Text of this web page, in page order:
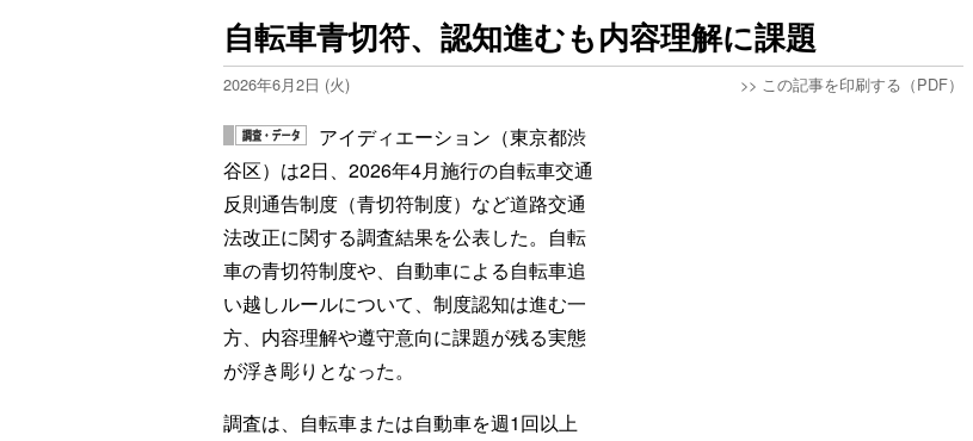
自転車青切符、認知進むも内容理解に課題
2026年6月2日 (火) >> この記事を印刷する（PDF）
アイディエーション（東京都渋
谷区）は2日、2026年4月施行の自転車交通
反則通告制度（青切符制度）など道路交通
法改正に関する調査結果を公表した。自転
車の青切符制度や、自動車による自転車追
い越しルールについて、制度認知は進む一
方、内容理解や遵守意向に課題が残る実態
が浮き彫りとなった。
調査は、自転車または自動車を週1回以上